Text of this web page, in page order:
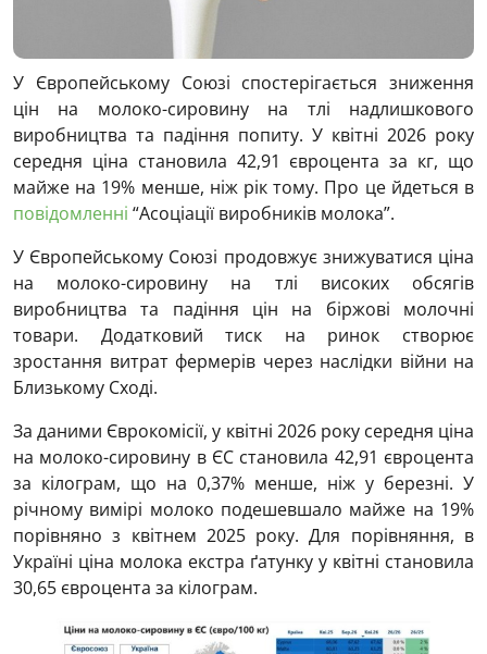
У Європейському Союзі спостерігається зниження
цін на молоко-сировину на тлі надлишкового
виробництва та падіння попиту. У квітні 2026 року
середня ціна становила 42,91 євроцента за кг, що
майже на 19% менше, ніж рік тому. Про це йдеться в
повідомленні “Асоціації виробників молока”.
У Європейському Союзі продовжує знижуватися ціна
на молоко-сировину на тлі високих обсягів
виробництва та падіння цін на біржові молочні
товари. Додатковий тиск на ринок створює
зростання витрат фермерів через наслідки війни на
Близькому Сході.
За даними Єврокомісії, у квітні 2026 року середня ціна
на молоко-сировину в ЄС становила 42,91 євроцента
за кілограм, що на 0,37% менше, ніж у березні. У
річному вимірі молоко подешевшало майже на 19%
порівняно з квітнем 2025 року. Для порівняння, в
Україні ціна молока екстра ґатунку у квітні становила
30,65 євроцента за кілограм.